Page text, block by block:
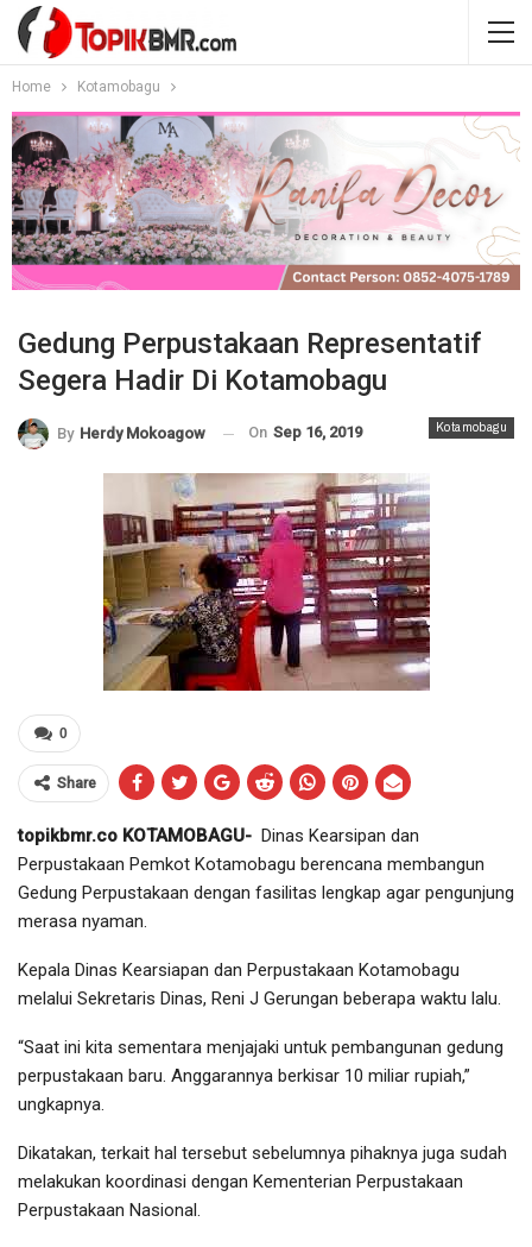
Home Kotamobagu
Gedung Perpustakaan Representatif
Segera Hadir Di Kotamobagu
Kotamobagu
By Herdy Mokoagow On Sep 16, 2019
0
Share
topikbmr.co KOTAMOBAGU- Dinas Kearsipan dan
Perpustakaan Pemkot Kotamobagu berencana membangun
Gedung Perpustakaan dengan fasilitas lengkap agar pengunjung
merasa nyaman.
Kepala Dinas Kearsiapan dan Perpustakaan Kotamobagu
melalui Sekretaris Dinas, Reni J Gerungan beberapa waktu lalu.
“Saat ini kita sementara menjajaki untuk pembangunan gedung
perpustakaan baru. Anggarannya berkisar 10 miliar rupiah,”
ungkapnya.
Dikatakan, terkait hal tersebut sebelumnya pihaknya juga sudah
melakukan koordinasi dengan Kementerian Perpustakaan
Perpustakaan Nasional.